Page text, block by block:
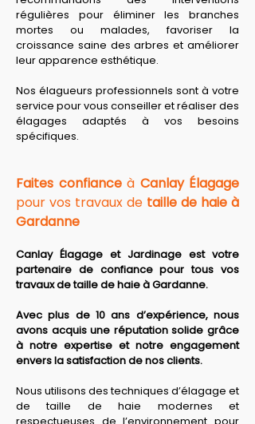
régulières pour éliminer les branches
mortes ou malades, favoriser la
croissance saine des arbres et améliorer
leur apparence esthétique.
Nos élagueurs professionnels sont à votre
service pour vous conseiller et réaliser des
élagages adaptés à vos besoins
spécifiques.
Faites confiance à Canlay Élagage
pour vos travaux de taille de haie à
Gardanne
Canlay Élagage et Jardinage est votre
partenaire de confiance pour tous vos
travaux de taille de haie à Gardanne.
Avec plus de 10 ans d’expérience, nous
avons acquis une réputation solide grâce
à notre expertise et notre engagement
envers la satisfaction de nos clients.
Nous utilisons des techniques d’élagage et
de taille de haie modernes et